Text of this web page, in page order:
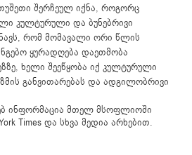
შერჩეულ იქნა, როგორც
კულტურული და ბუნებრივი
რომ მომავალი ორი წლის
ყურადღება დაეთმობა
ხელი შეეწყობა იქ კულტურული
განვითარებას და ადგილობრივი
ინფორმაცია მთელ მსოფლიოში
Times და სხვა მედია არხებით.